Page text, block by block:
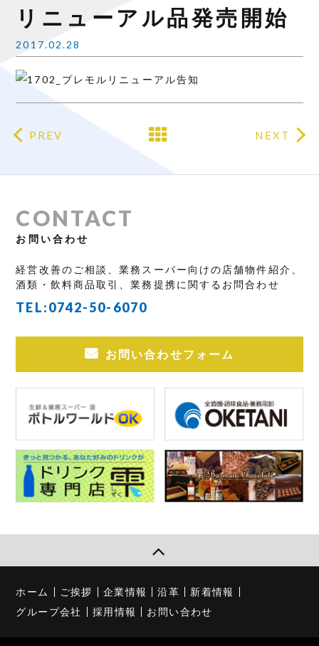
リニューアル品発売開始
2017.02.28
PREV NEXT
CONTACT
お問い合わせ
経営改善のご相談、業務スーパー向けの店舗物件紹介、
酒類・飲料商品取引、業務提携に関するお問合わせ
TEL:0742-50-6070
お問い合わせフォーム
ホーム ご挨拶 企業情報 沿革
新着情報
グループ会社
採用情報 お問い合わせ